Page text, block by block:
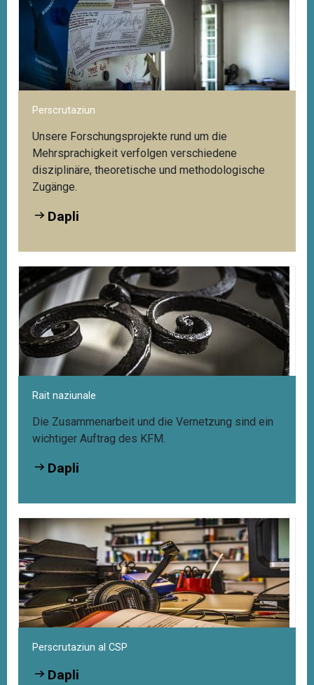
Zugriff auf das Webportal Mehrsprachigkeit:
Dapli
Perscrutaziun
Unsere Forschungsprojekte rund um die
Mehrsprachigkeit verfolgen verschiedene
disziplinäre, theoretische und methodologische
Zugänge.
Dapli
Rait naziunale
Die Zusammenarbeit und die Vernetzung sind ein
wichtiger Auftrag des KFM.
Dapli
Perscrutaziun al CSP
Dapli